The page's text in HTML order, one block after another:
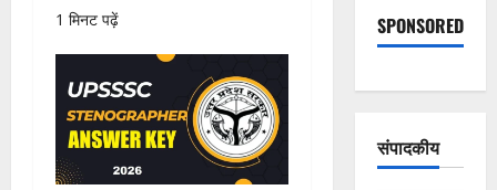
1 मिनट पढ़ें
SPONSORED
संपादकीय